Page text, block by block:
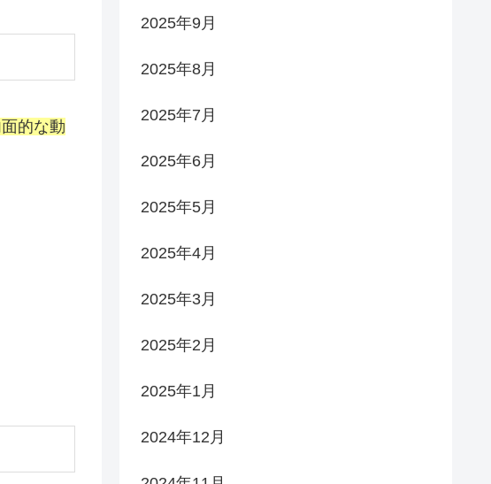
的な動
2025年9月
2025年8月
2025年7月
2025年6月
2025年5月
2025年4月
2025年3月
2025年2月
2025年1月
2024年12月